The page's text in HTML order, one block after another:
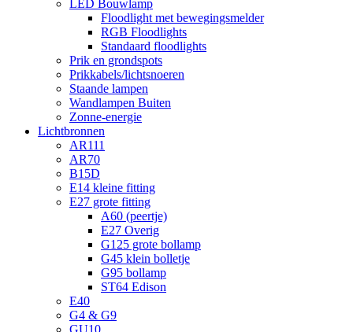
LED Bouwlamp
Floodlight met bewegingsmelder
RGB Floodlights
Standaard floodlights
Prik en grondspots
Prikkabels/lichtsnoeren
Staande lampen
Wandlampen Buiten
Zonne-energie
Lichtbronnen
AR111
AR70
B15D
E14 kleine fitting
E27 grote fitting
A60 (peertje)
E27 Overig
G125 grote bollamp
G45 klein bolletje
G95 bollamp
ST64 Edison
E40
G4 & G9
GU10